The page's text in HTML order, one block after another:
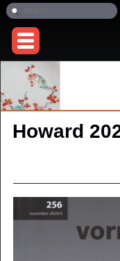
Howard